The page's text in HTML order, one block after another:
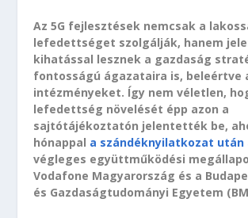
Az 5G fejlesztések nemcsak a
lefedettséget szolgálják, hanem
kihatással lesznek a gazdaság
fontosságú ágazataira is, beleértve
intézményeket. Így nem véletlen,
lefedettség növelését épp azon a
sajtótájékoztatón jelentették be,
hónappal a szándéknyilatkozat után
végleges együttműködési
Vodafone Magyarország és a
és Gazdaságtudományi Egyetem